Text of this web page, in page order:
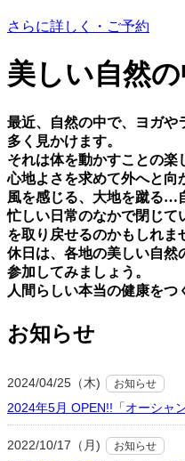
さらに詳しく・ご予約
美しい⾃然
最近、⾃然の中で、ヨガや
多く⾒かけます。
それは体を動かすことの楽
⼼地よさを求めて外へと向
⾵を感じる、⼤地を蹴る…
忙しい⽇常のなかで閉じて
を取り戻せるのかもしれま
休⽇は、各地の美しい⾃然
参加してみましょう。
⼈間らしい本当の健康をつ
お知らせ
2024/04/25（木) お知らせ
2024年5月 OPEN!!「オーシャ
2022/10/17（月) お知らせ